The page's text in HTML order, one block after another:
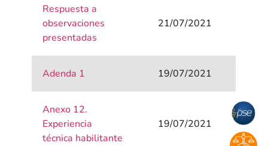
Respuesta a
observaciones
presentadas
21/07/2021
Adenda 1 19/07/2021
Anexo 12.
Experiencia
técnica habilitante
19/07/2021